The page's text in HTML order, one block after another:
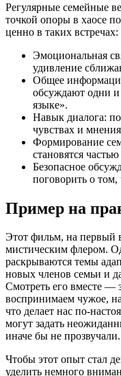
Регулярные семейные
точкой опоры в хаосе
ценно в таких встречах:
Эмоциональная
удивление
Общее
обсуждают одни
языке».
Навык диалога:
чувствах и
Формирование
становятся
Безопасное
поговорить о том,
Пример на
Этот фильм, на первый
мистическим флером.
раскрываются темы
новых членов семьи и
Смотреть его вместе —
воспринимаем чужое,
что делает нас по-
могут задать
иначе бы не прозвучали.
Чтобы этот опыт стал
уделить немного